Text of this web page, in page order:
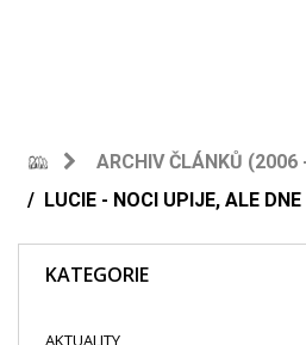
ARCHIV ČLÁNKŮ (2006
LUCIE - NOCI UPIJE, ALE
KATEGORIE
AKTUALITY